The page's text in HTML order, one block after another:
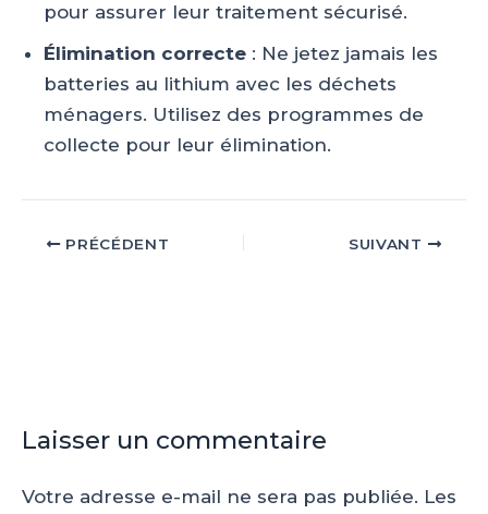
pour assurer leur traitement sécurisé.
Élimination correcte : Ne jetez jamais les
batteries au lithium avec les déchets
ménagers. Utilisez des programmes de
collecte pour leur élimination.
Navigation
PRÉCÉDENT SUIVANT
Laisser un commentaire
Votre adresse e-mail ne sera pas publiée. Les